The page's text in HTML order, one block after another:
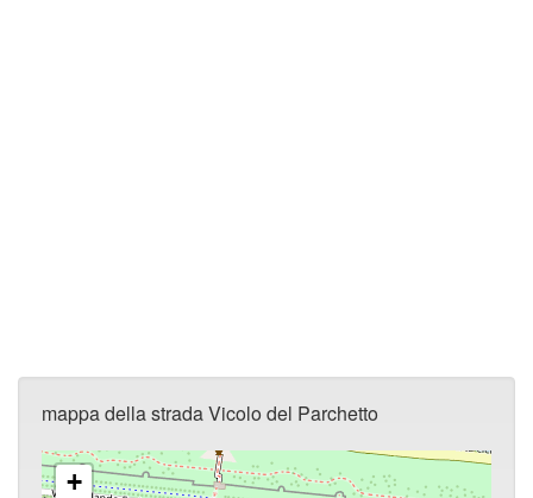
mappa della strada Vicolo del Parchetto
+